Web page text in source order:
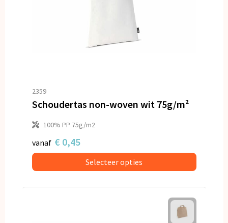
2359
Schoudertas non-woven wit 75g/m²
100% PP 75g/m2
vanaf € 0,45
Selecteer opties